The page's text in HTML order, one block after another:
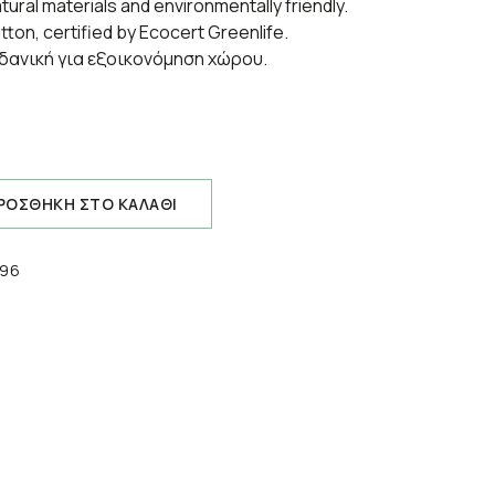
materials and environmentally friendly.
certified by Ecocert Greenlife.
για εξοικονόμηση χώρου.
ΣΤΟ ΚΑΛΑΘΙ